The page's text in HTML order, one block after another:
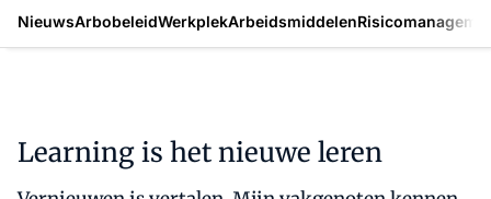
NieuwsArbobeleidWerkplekArbeidsmiddelen
Learning is het nieuwe leren